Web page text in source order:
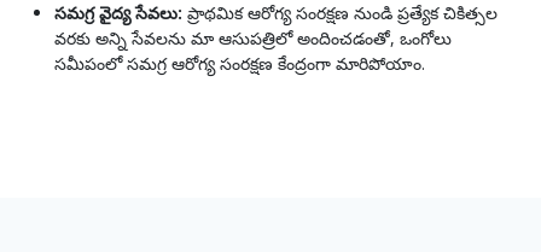
సమగ్ర వైద్య సేవలు: ప్రాథమిక ఆరోగ్య సంరక్షణ నుండి ప్రత్యేక చికిత్సల
వరకు అన్ని సేవలను మా ఆసుపత్రిలో అందించడంతో, ఒంగోలు
సమీపంలో సమగ్ర ఆరోగ్య సంరక్షణ కేంద్రంగా మారిపోయాం.